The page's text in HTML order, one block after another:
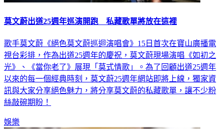
莫文蔚出道25週年巡演開跑 私藏歌單將放在這裡
歌手莫文蔚《絕色莫文蔚巡迴演唱會》15日首次在寶山廣播電
視台彩排，作為出道25週年的慶祝，莫文蔚現場演唱《如初之
光》、《當你老了》展現「莫式情歌」。為了回顧出道25週年
以來的每一個經典時刻，莫文蔚25週年網站即將上線，獨家資
訊與大家分享絕色魅力，將分享莫文蔚的私藏歌單，讓不少粉
絲敲碗期盼！
娛樂